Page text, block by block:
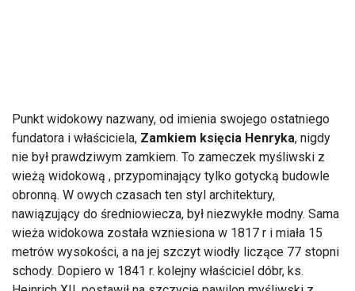
Punkt widokowy nazwany, od imienia swojego ostatniego
fundatora i właściciela, Zamkiem księcia Henryka, nigdy
nie był prawdziwym zamkiem. To zameczek myśliwski z
wieżą widokową , przypominający tylko gotycką budowle
obronną. W owych czasach ten styl architektury,
nawiązujący do średniowiecza, był niezwykłe modny. Sama
wieża widokowa została wzniesiona w 1817 r i miała 15
metrów wysokości, a na jej szczyt wiodły liczące 77 stopni
schody. Dopiero w 1841 r. kolejny właściciel dóbr, ks.